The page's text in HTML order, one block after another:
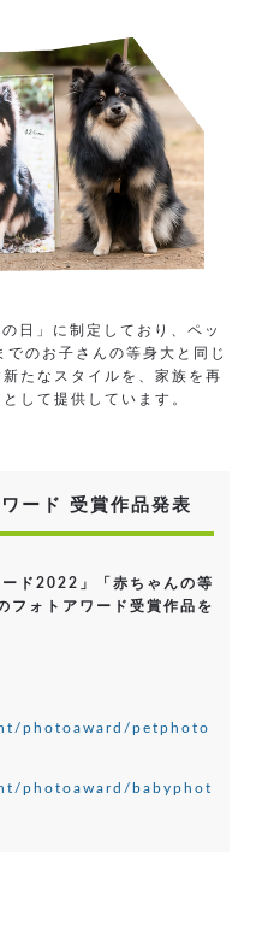
日」に制定しており、ペッ
でのお子さんの等身大と同じ
たなスタイルを、家族を再
して提供しています。
ード 受賞作品発表
ード2022」「赤ちゃんの等
フォトアワード受賞作品を
photoaward/petphoto
photoaward/babyphot